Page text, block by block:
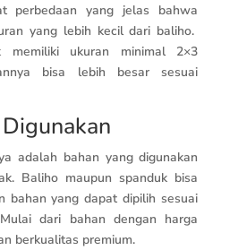
perbedaan yang jelas bahwa
yang lebih kecil dari baliho.
memiliki ukuran minimal 2×3
bisa lebih besar sesuai
adalah bahan yang digunakan
Baliho maupun spanduk bisa
bahan yang dapat dipilih sesuai
dari bahan dengan harga
berkualitas premium.